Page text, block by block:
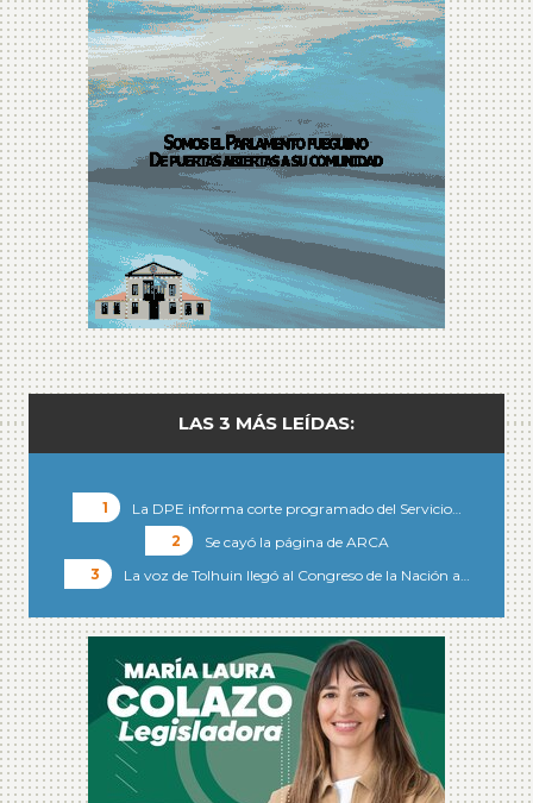
LAS 3 MÁS LEÍDAS:
La DPE informa corte programado del Servicio…
Se cayó la página de ARCA
La voz de Tolhuin llegó al Congreso de la Nación a…